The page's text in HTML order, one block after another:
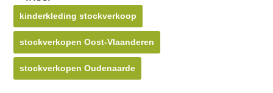
kinderkleding stockverkoop
stockverkopen Oost-Vlaanderen
stockverkopen Oudenaarde